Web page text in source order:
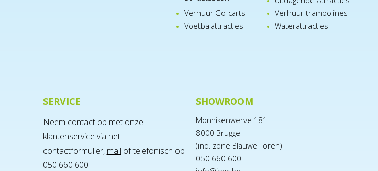
Verhuur Go-carts
Verhuur trampolines
Voetbalattracties
Waterattracties
SERVICE
Neem contact op met onze
klantenservice via het
contactformulier, mail of telefonisch op
050 660 600
SHOWROOM
Monnikenwerve 181
8000 Brugge
(ind. zone Blauwe Toren)
050 660 600